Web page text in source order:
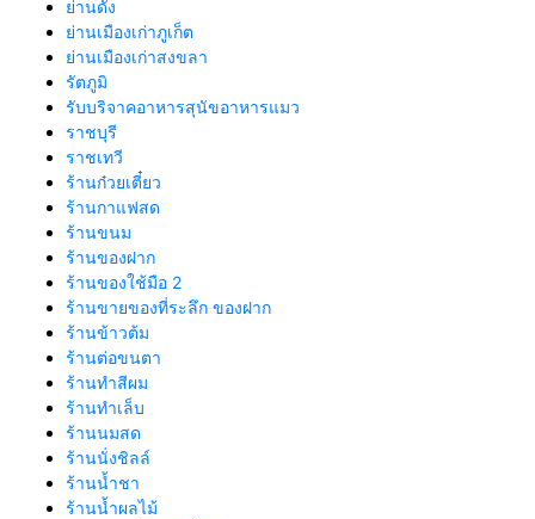
ย่านดัง
ย่านเมืองเก่าภูเก็ต
ย่านเมืองเก่าสงขลา
รัตภูมิ
รับบริจาคอาหารสุนัขอาหารแมว
ราชบุรี
ราชเทวี
ร้านก๋วยเตี๋ยว
ร้านกาแฟสด
ร้านขนม
ร้านของฝาก
ร้านของใช้มือ 2
ร้านขายของที่ระลึก ของฝาก
ร้านข้าวต้ม
ร้านต่อขนตา
ร้านทำสีผม
ร้านทำเล็บ
ร้านนมสด
ร้านนั่งชิลล์
ร้านน้ำชา
ร้านน้ำผลไม้